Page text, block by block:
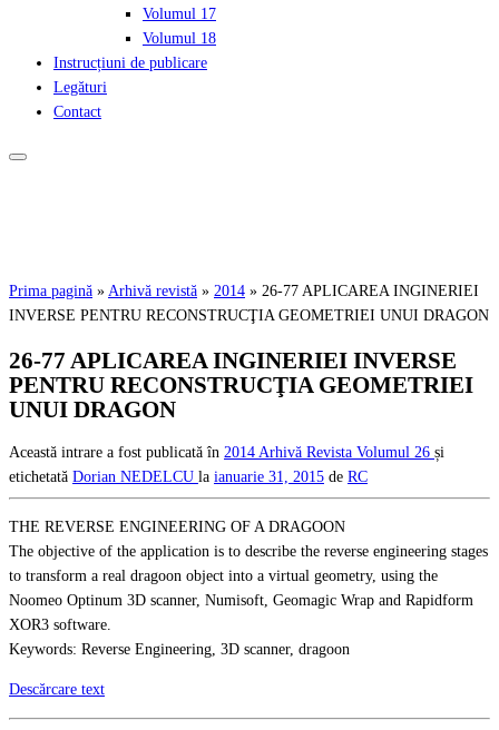
Volumul 17
Volumul 18
Instrucțiuni de publicare
Legături
Contact
Prima pagină » Arhivă revistă » 2014 » 26-77 APLICAREA INGINERIEI
INVERSE PENTRU RECONSTRUCŢIA GEOMETRIEI UNUI DRAGON
26-77 APLICAREA INGINERIEI INVERSE
PENTRU RECONSTRUCŢIA GEOMETRIEI
UNUI DRAGON
Această intrare a fost publicată în 2014 Arhivă Revista Volumul 26 și
etichetată Dorian NEDELCU la ianuarie 31, 2015 de RC
THE REVERSE ENGINEERING OF A DRAGOON
The objective of the application is to describe the reverse engineering stages
to transform a real dragoon object into a virtual geometry, using the
Noomeo Optinum 3D scanner, Numisoft, Geomagic Wrap and Rapidform
XOR3 software.
Keywords: Reverse Engineering, 3D scanner, dragoon
Descărcare text